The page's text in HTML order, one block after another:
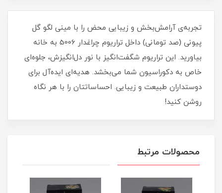
تجربه‌ی آرامش‌بخش و زیبایی محض را با مینی لگو گل
پیونی (صد تومانی) داخل تراریوم چراغدار 5006 به خانه
بیاورید. این تراریوم شگفت‌انگیز با نور دل‌انگیزش، جلوه‌ای
خاص به دکوراسیون شما می‌بخشد. هدیه‌ای ایده‌آل برای
دوستداران طبیعت و زیبایی. احساساتتان را با هر نگاه
روشن کنید!
محصولات مرتبط